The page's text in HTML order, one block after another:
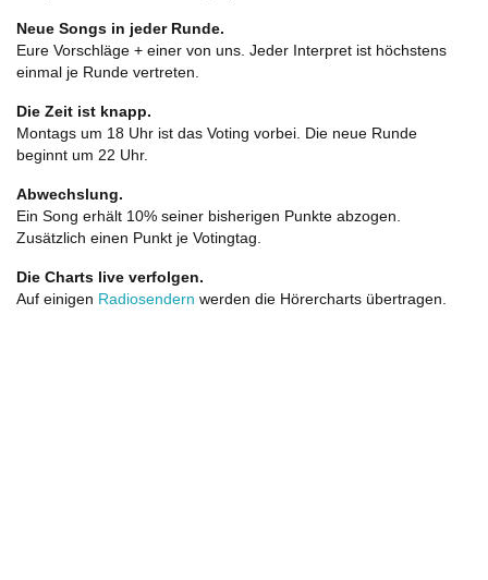
Neue Songs in jeder Runde.
Eure Vorschläge + einer von uns. Jeder Interpret ist höchstens
einmal je Runde vertreten.
Die Zeit ist knapp.
Montags um 18 Uhr ist das Voting vorbei. Die neue Runde
beginnt um 22 Uhr.
Abwechslung.
Ein Song erhält 10% seiner bisherigen Punkte abzogen.
Zusätzlich einen Punkt je Votingtag.
Die Charts live verfolgen.
Auf einigen Radiosendern werden die Hörercharts übertragen.